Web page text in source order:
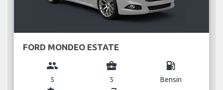
FORD MONDEO ESTATE
group
5
business_center
5
local_gas_station
Bensin